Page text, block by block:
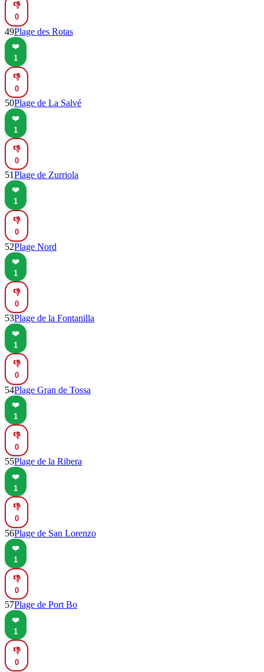
👎
0
49Plage des Rotas
❤️
1
👎
0
50Plage de La Salvé
❤️
1
👎
0
51Plage de Zurriola
❤️
1
👎
0
52Plage Nord
❤️
1
👎
0
53Plage de la Fontanilla
❤️
1
👎
0
54Plage Gran de Tossa
❤️
1
👎
0
55Plage de la Ribera
❤️
1
👎
0
56Plage de San Lorenzo
❤️
1
👎
0
57Plage de Port Bo
❤️
1
👎
0